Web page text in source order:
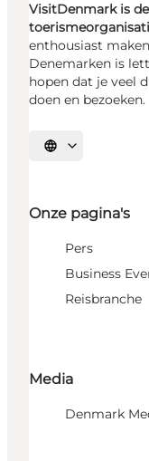
VisitDenmark is
enthousiast
Denemarken is
hopen dat je veel
doen en bezoeken.
Selecteer taal
Onze pagina's
Pers
Business
Reisbranche
Media
Denmark